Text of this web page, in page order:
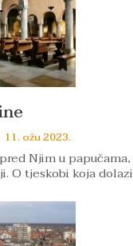
11. ožu 2023.
Njim u
O tjeskobi koja